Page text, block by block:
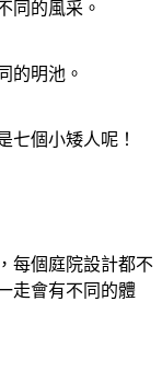
同的風采。
的明池。
七個小矮人呢！
每個庭院設計都不
走會有不同的體